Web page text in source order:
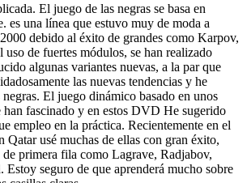
El juego de las negras se basa en
es una línea que estuvo muy de moda a
debido al éxito de grandes como Karpov,
de fuertes módulos, se han realizado
algunas variantes nuevas, a la par que
las nuevas tendencias y he
El juego dinámico basado en unos
han fascinado y en estos DVD He sugerido
empleo en la práctica. Recientemente en el
usé muchas de ellas con gran éxito,
primera fila como Lagrave, Radjabov,
seguro de que aprenderá mucho sobre